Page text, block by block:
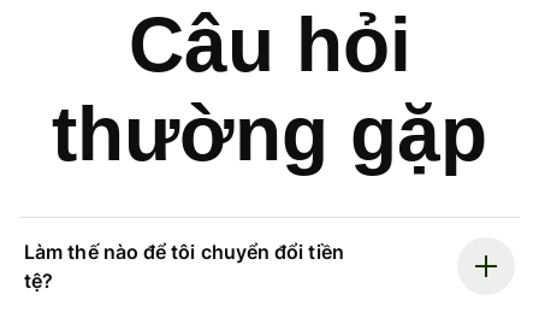
Câu hỏi
thường gặp
Làm thế nào để tôi chuyển đổi tiền
tệ?